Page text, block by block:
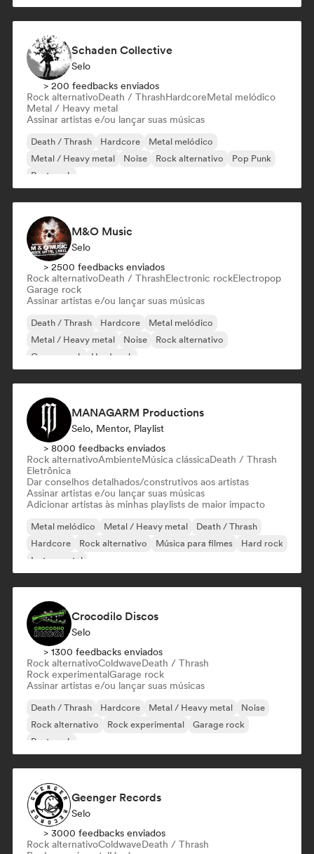
Schaden Collective
Selo
> 200 feedbacks enviados
Rock alternativoDeath / ThrashHardcoreMetal melódico
Metal / Heavy metal
Assinar artistas e/ou lançar suas músicas
Death / Thrash Hardcore
Metal melódico
Metal / Heavy metal
Noise Rock alternativo
Pop Punk
Post punk
M&O Music
Selo
> 2500 feedbacks enviados
Rock alternativoDeath / ThrashElectronic rockElectropop
Garage rock
Assinar artistas e/ou lançar suas músicas
Death / Thrash Hardcore
Metal melódico
Metal / Heavy metal
Noise
Rock alternativo
Garage rock
Hard rock
MANAGARM Productions
Selo, Mentor, Playlist
> 8000 feedbacks enviados
Rock alternativoAmbienteMúsica clássicaDeath / Thrash
Eletrônica
Dar conselhos detalhados/construtivos aos artistas
Assinar artistas e/ou lançar suas músicas
Adicionar artistas às minhas playlists de maior impacto
Metal melódico Metal / Heavy metal
Death / Thrash
Hardcore
Rock alternativo Música para filmes
Hard rock
Instrumental
Crocodilo Discos
Selo
> 1300 feedbacks enviados
Rock alternativoColdwaveDeath / Thrash
Rock experimentalGarage rock
Assinar artistas e/ou lançar suas músicas
Death / Thrash Hardcore Metal / Heavy metal
Noise
Rock alternativo
Rock experimental
Garage rock
Post punk
Geenger Records
Selo
> 3000 feedbacks enviados
Rock alternativoColdwaveDeath / Thrash